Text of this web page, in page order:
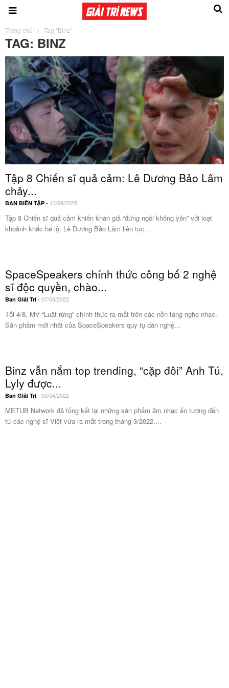
Trang chủ Tag "Binz"
TAG: BINZ
Tập 8 Chiến sĩ quả cảm: Lê Dương Bảo Lâm
chảy...
BAN BIÊN TẬP - 13/09/2025
Tập 8 Chiến sĩ quả cảm khiến khán giả “đứng ngồi không yên” với loạt
khoảnh khắc hé lộ: Lê Dương Bảo Lâm liên tục...
SpaceSpeakers chính thức công bố 2 nghệ
sĩ độc quyền, chào...
Ban Giải Trí - 07/08/2022
Tối 4/8, MV “Luật rừng” chính thức ra mắt trên các nền tảng nghe nhạc.
Sản phẩm mới nhất của SpaceSpeakers quy tụ dàn nghệ...
Binz vẫn nắm top trending, “cặp đôi” Anh Tú,
Lyly được...
Ban Giải Trí - 05/04/2022
METUB Network đã tổng kết lại những sản phẩm âm nhạc ấn tượng đến
từ các nghệ sĩ Việt vừa ra mắt trong tháng 3/2022....